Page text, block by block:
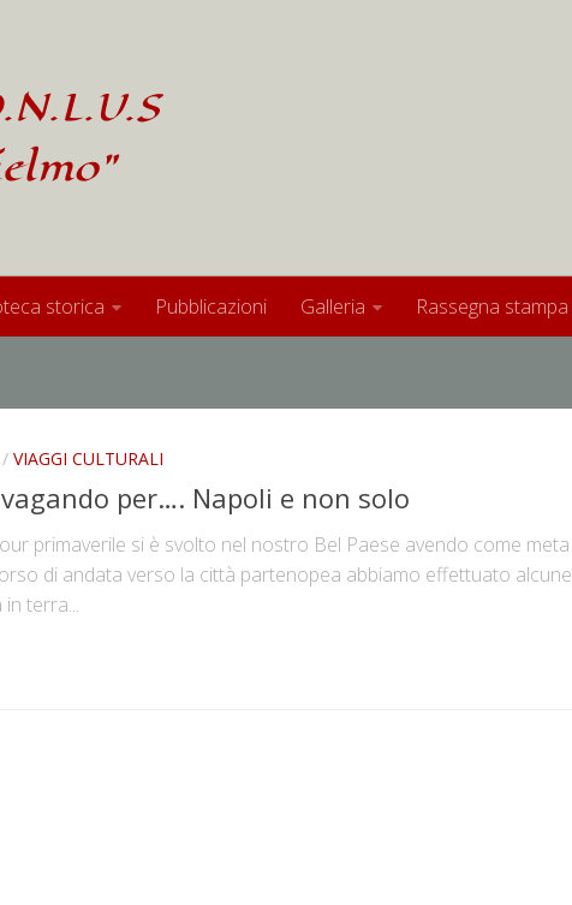
storica Pubblicazioni Galleria Rassegna stampa
/ VIAGGI CULTURALI
per…. Napoli e non solo
primaverile si è svolto nel nostro Bel Paese avendo come meta
di andata verso la città partenopea abbiamo effettuato alcune
terra...